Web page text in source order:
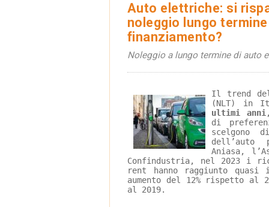
Auto elettriche: si
noleggio lungo
finanziamento?
Noleggio a lungo termine di auto
Il trend
(NLT) in
ultimi anni
di
scelgono
dell’auto
Aniasa,
Confindustria, nel 2023 i
rent hanno raggiunto
aumento del 12% rispetto al
al 2019.